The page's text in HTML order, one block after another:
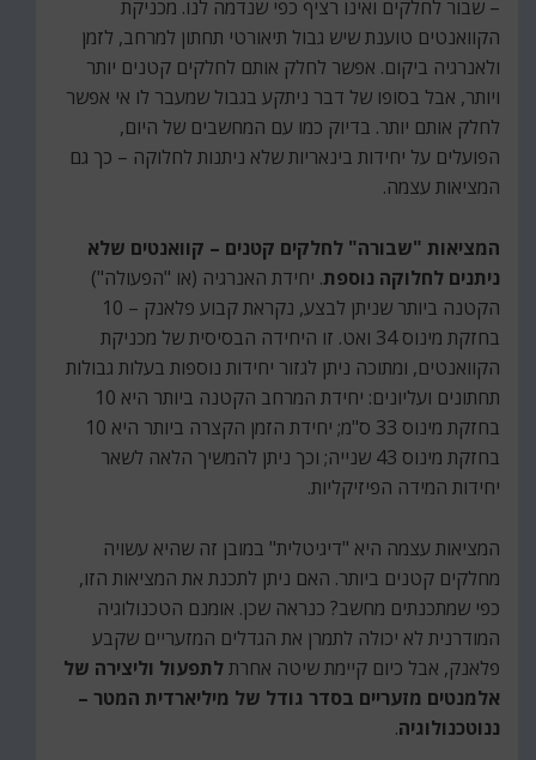
– שבור לחלקים ואינו רציף כפי שנדמה לנו. מכניקת
הקוואנטים טוענת שיש גבול תיאורטי תחתון למרחב, לזמן
ולאנרגיה ביקום. אפשר לחלק אותם לחלקים קטנים יותר
ויותר, אבל בסופו של דבר ניתקע בגבול שמעבר לו אי אפשר
לחלק אותם יותר. בדיוק כמו עם המחשבים של היום,
הפועלים על יחידות בינאריות שלא ניתנות לחלוקה – כך גם
המציאות עצמה.
המציאות "שבורה" לחלקים קטנים – קוואנטים שלא
ניתנים לחלוקה נוספת. יחידת האנרגיה (או "הפעולה")
הקטנה ביותר שניתן לבצע, נקראת קבוע פלאנק – 10
בחזקת מינוס 34 ואט. זו היחידה הבסיסית של מכניקת
הקוואנטים, ומתוכה ניתן לגזור יחידות נוספות בעלות גבולות
תחתונים ועליונים: יחידת המרחב הקטנה ביותר היא 10
בחזקת מינוס 33 ס"מ; יחידת הזמן הקצרה ביותר היא 10
בחזקת מינוס 43 שנייה; וכך ניתן להמשיך הלאה לשאר
יחידות המידה הפיזיקליות.
המציאות עצמה היא "דיגיטלית" במובן זה שהיא עשויה
מחלקים קטנים ביותר. האם ניתן לתכנת את המציאות הזו,
כפי שמתכנתים מחשב? כנראה שכן. אומנם הטכנולוגיה
המודרנית לא יכולה לתמרן את הגדלים המזעריים שקבע
פלאנק, אבל כיום קיימת שיטה אחרתלתפעול וליצירה של
אלמנטים מזעריים בסדר גודל של מיליארדית המטר –
ננוטכנולוגיה.